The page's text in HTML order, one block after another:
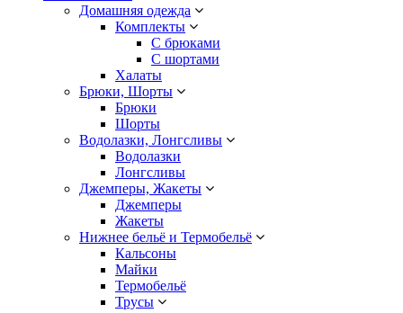
Домашняя одежда
Комплекты
С брюками
С шортами
Халаты
Брюки, Шорты
Брюки
Шорты
Водолазки, Лонгсливы
Водолазки
Лонгсливы
Джемперы, Жакеты
Джемперы
Жакеты
Нижнее бельё и Термобельё
Кальсоны
Майки
Термобельё
Трусы